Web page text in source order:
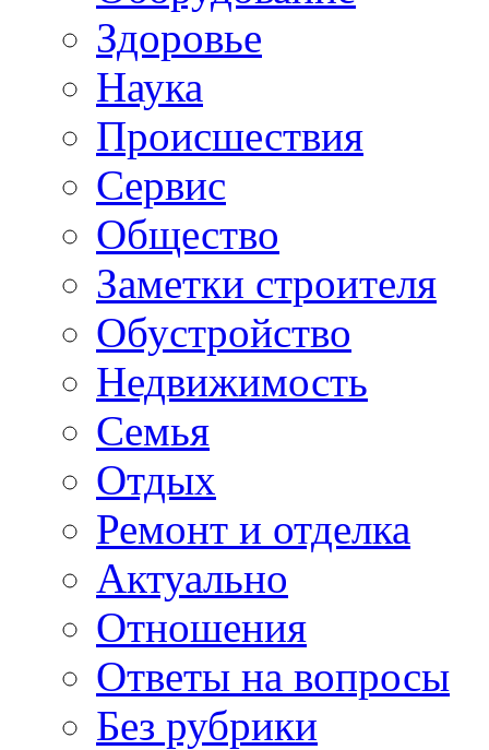
Здоровье
Наука
Происшествия
Сервис
Общество
Заметки строителя
Обустройство
Недвижимость
Семья
Отдых
Ремонт и отделка
Актуально
Отношения
Ответы на вопросы
Без рубрики